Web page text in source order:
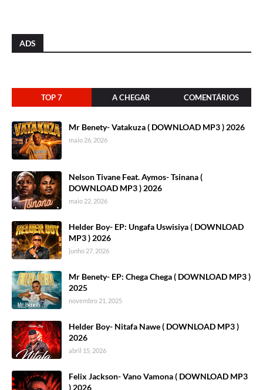
ADS
TOP 7 A CHEGAR COMENTÁRIOS
Mr Benety- Vatakuza ( DOWNLOAD MP3 ) 2026
maio 26, 2026
Nelson Tivane Feat. Aymos- Tsinana (
DOWNLOAD MP3 ) 2026
maio 22, 2026
Helder Boy- EP: Ungafa Uswisiya ( DOWNLOAD
MP3 ) 2026
junho 27, 2026
Mr Benety- EP: Chega Chega ( DOWNLOAD MP3 )
2025
novembro 21, 2025
Helder Boy- Nitafa Nawe ( DOWNLOAD MP3 )
2026
abril 15, 2026
Felix Jackson- Vano Vamona ( DOWNLOAD MP3
) 2026